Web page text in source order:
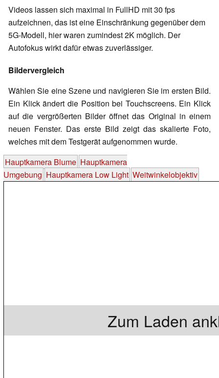
Videos lassen sich maximal in FullHD mit 30 fps
aufzeichnen, das ist eine Einschränkung gegenüber dem
5G-Modell, hier waren zumindest 2K möglich. Der
Autofokus wirkt dafür etwas zuverlässiger.
Bildervergleich
Wählen Sie eine Szene und navigieren Sie im ersten Bild.
Ein Klick ändert die Position bei Touchscreens. Ein Klick
auf die vergrößerten Bilder öffnet das Original in einem
neuen Fenster. Das erste Bild zeigt das skalierte Foto,
welches mit dem Testgerät aufgenommen wurde.
Hauptkamera Blume Hauptkamera
Umgebung Hauptkamera Low Light Weitwinkelobjektiv
Zum Laden